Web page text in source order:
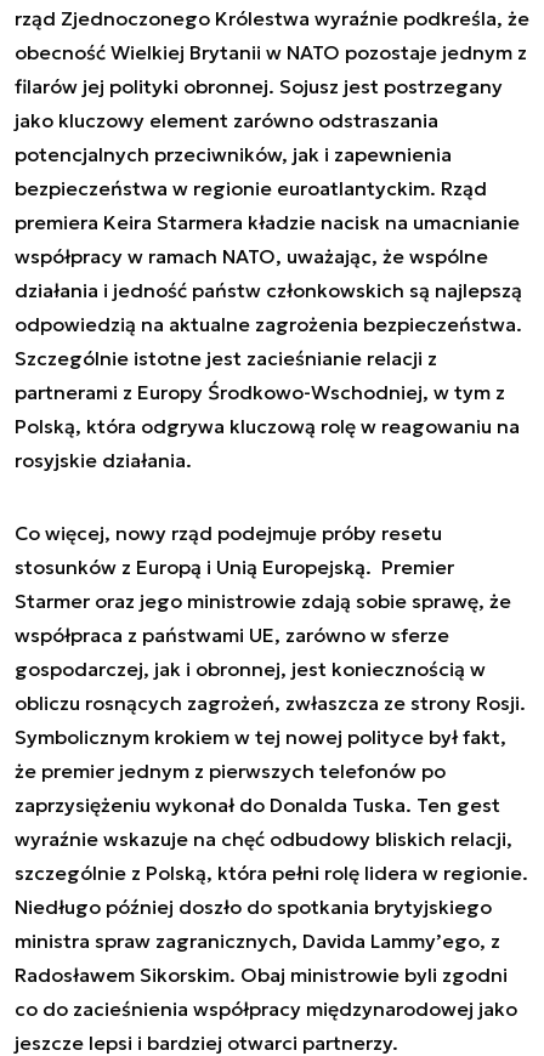
rząd Zjednoczonego Królestwa wyraźnie podkreśla, że
obecność Wielkiej Brytanii w NATO pozostaje jednym z
filarów jej polityki obronnej. Sojusz jest postrzegany
jako kluczowy element zarówno odstraszania
potencjalnych przeciwników, jak i zapewnienia
bezpieczeństwa w regionie euroatlantyckim. Rząd
premiera Keira Starmera kładzie nacisk na umacnianie
współpracy w ramach NATO, uważając, że wspólne
działania i jedność państw członkowskich są najlepszą
odpowiedzią na aktualne zagrożenia bezpieczeństwa.
Szczególnie istotne jest zacieśnianie relacji z
partnerami z Europy Środkowo-Wschodniej, w tym z
Polską, która odgrywa kluczową rolę w reagowaniu na
rosyjskie działania.
Co więcej, nowy rząd podejmuje próby resetu
stosunków z Europą i Unią Europejską. Premier
Starmer oraz jego ministrowie zdają sobie sprawę, że
współpraca z państwami UE, zarówno w sferze
gospodarczej, jak i obronnej, jest koniecznością w
obliczu rosnących zagrożeń, zwłaszcza ze strony Rosji.
Symbolicznym krokiem w tej nowej polityce był fakt,
że premier jednym z pierwszych telefonów po
zaprzysiężeniu wykonał do Donalda Tuska. Ten gest
wyraźnie wskazuje na chęć odbudowy bliskich relacji,
szczególnie z Polską, która pełni rolę lidera w regionie.
Niedługo później doszło do spotkania brytyjskiego
ministra spraw zagranicznych, Davida Lammy’ego, z
Radosławem Sikorskim. Obaj ministrowie byli zgodni
co do zacieśnienia współpracy międzynarodowej jako
jeszcze lepsi i bardziej otwarci partnerzy.